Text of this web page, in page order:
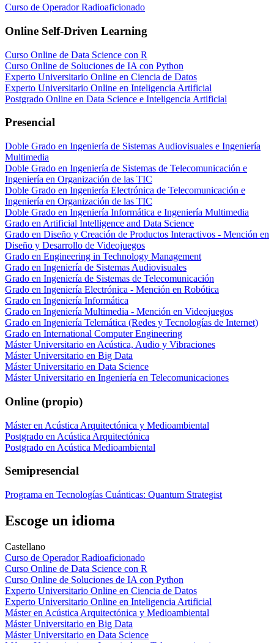
Curso de Operador Radioaficionado
Online Self-Driven Learning
Curso Online de Data Science con R
Curso Online de Soluciones de IA con Python
Experto Universitario Online en Ciencia de Datos
Experto Universitario Online en Inteligencia Artificial
Postgrado Online en Data Science e Inteligencia Artificial
Presencial
Doble Grado en Ingeniería de Sistemas Audiovisuales e Ingeniería
Multimedia
Doble Grado en Ingeniería de Sistemas de Telecomunicación e
Ingeniería en Organización de las TIC
Doble Grado en Ingeniería Electrónica de Telecomunicación e
Ingeniería en Organización de las TIC
Doble Grado en Ingeniería Informática e Ingeniería Multimedia
Grado en Artificial Intelligence and Data Science
Grado en Diseño y Creación de Productos Interactivos - Mención en
Diseño y Desarrollo de Videojuegos
Grado en Engineering in Technology Management
Grado en Ingeniería de Sistemas Audiovisuales
Grado en Ingeniería de Sistemas de Telecomunicación
Grado en Ingeniería Electrónica - Mención en Robótica
Grado en Ingeniería Informática
Grado en Ingeniería Multimedia - Mención en Videojuegos
Grado en Ingeniería Telemática (Redes y Tecnologías de Internet)
Grado en International Computer Engineering
Máster Universitario en Acústica, Audio y Vibraciones
Máster Universitario en Big Data
Máster Universitario en Data Science
Máster Universitario en Ingeniería en Telecomunicaciones
Online (propio)
Máster en Acústica Arquitectónica y Medioambiental
Postgrado en Acústica Arquitectónica
Postgrado en Acústica Medioambiental
Semipresencial
Programa en Tecnologías Cuánticas: Quantum Strategist
Escoge un idioma
Castellano
Curso de Operador Radioaficionado
Curso Online de Data Science con R
Curso Online de Soluciones de IA con Python
Experto Universitario Online en Ciencia de Datos
Experto Universitario Online en Inteligencia Artificial
Máster en Acústica Arquitectónica y Medioambiental
Máster Universitario en Big Data
Máster Universitario en Data Science